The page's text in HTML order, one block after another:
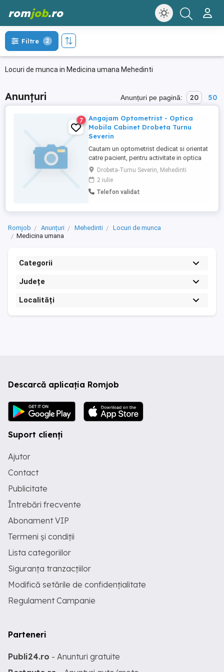
romjob.ro
Locuri de munca in Medicina umana Mehedinti
Filtre 2
Anunțuri Anunțuri pe pagină: 20 50
7
Angajam Optometrist - Optica
Mobila Cabinet Drobeta Turnu
Severin
Cautam un optometrist dedicat si orientat
catre pacient, pentru activitate in optica
mobila si sau cabinet. Cerinte: -diploma
de optometrist (atestat valabil) -
experienta constituie un avantaj, dar
acceptam si debutanti -abilitati bune de
seriozitate, responsabilitate ...
Drobeta-Turnu Severin, Mehedinti
2 iulie
Telefon validat
Romjob Anunțuri Mehedinti
Locuri de munca
Medicina umana
Categorii
Județe
Localități
Descarcă aplicația Romjob
Suport clienți
Ajutor
Contact
Publicitate
Întrebări frecvente
Abonament VIP
Termeni și condiții
Lista categoriilor
Siguranța tranzacțiilor
Modifică setările de confidențialitate
Regulament Campanie
Parteneri
Publi24.ro - Anunturi gratuite